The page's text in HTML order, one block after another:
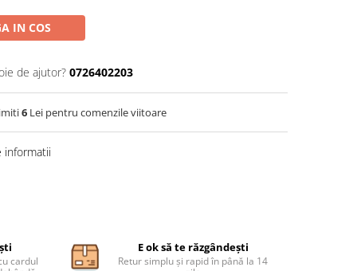
IN COS
de ajutor? 0726402203
6 Lei pentru comenzile viitoare
informatii
cardul
E ok să te răzgândești
Retur simplu și rapid în până la 14